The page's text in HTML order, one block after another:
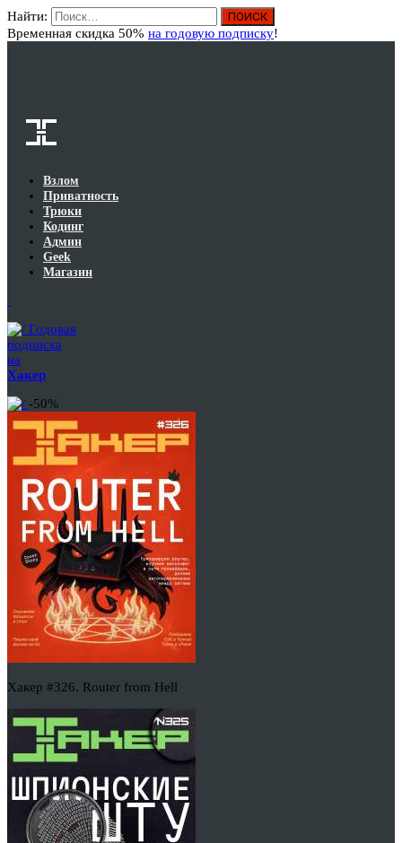
Найти:
Временная скидка 50% на годовую подписку!
Взлом
Приватность
Трюки
Кодинг
Админ
Geek
Магазин
Годовая
подписка
на
Хакер
-50%
Хакер #326. Router from Hell